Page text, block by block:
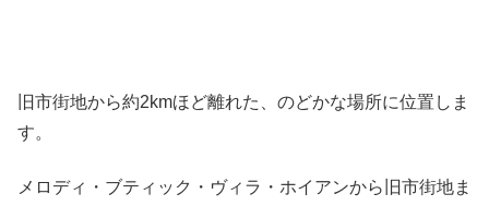
旧市街地から約2kmほど離れた、のどかな場所に位置しま
す。
メロディ・ブティック・ヴィラ・ホイアンから旧市街地ま